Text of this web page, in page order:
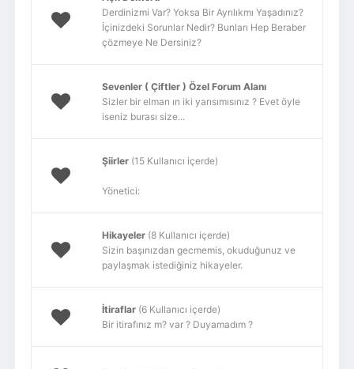
Derdinizmi Var? Yoksa Bir Ayrılıkmı Yaşadınız?
İçinizdeki Sorunlar Nedir? Bunları Hep Beraber
çözmeye Ne Dersiniz?
Sevenler ( Çiftler ) Özel Forum Alanı
Sizler bir elman ın iki yarısımısınız ? Evet öyle
iseniz burası size...
Şiirler (15 Kullanıcı içerde)
Yönetici:
Hikayeler (8 Kullanıcı içerde)
Sizin başınızdan gecmemis, okuduğunuz ve
paylaşmak istediğiniz hikayeler.
İtiraflar (6 Kullanıcı içerde)
Bir itirafınız m? var ? Duyamadım ?